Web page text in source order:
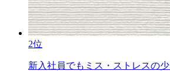
2位
新入社員でもミス・ストレスの